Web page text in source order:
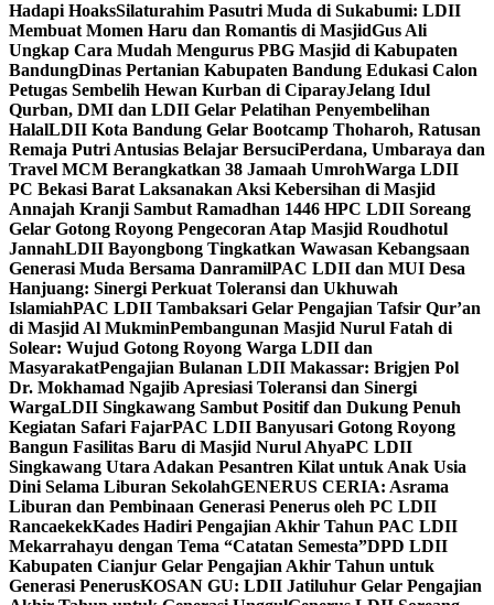
Hadapi HoaksSilaturahim Pasutri Muda di Sukabumi: LDII
Membuat Momen Haru dan Romantis di MasjidGus Ali
Ungkap Cara Mudah Mengurus PBG Masjid di Kabupaten
BandungDinas Pertanian Kabupaten Bandung Edukasi Calon
Petugas Sembelih Hewan Kurban di CiparayJelang Idul
Qurban, DMI dan LDII Gelar Pelatihan Penyembelihan
HalalLDII Kota Bandung Gelar Bootcamp Thoharoh, Ratusan
Remaja Putri Antusias Belajar BersuciPerdana, Umbaraya dan
Travel MCM Berangkatkan 38 Jamaah UmrohWarga LDII
PC Bekasi Barat Laksanakan Aksi Kebersihan di Masjid
Annajah Kranji Sambut Ramadhan 1446 HPC LDII Soreang
Gelar Gotong Royong Pengecoran Atap Masjid Roudhotul
JannahLDII Bayongbong Tingkatkan Wawasan Kebangsaan
Generasi Muda Bersama DanramilPAC LDII dan MUI Desa
Hanjuang: Sinergi Perkuat Toleransi dan Ukhuwah
IslamiahPAC LDII Tambaksari Gelar Pengajian Tafsir Qur’an
di Masjid Al MukminPembangunan Masjid Nurul Fatah di
Solear: Wujud Gotong Royong Warga LDII dan
MasyarakatPengajian Bulanan LDII Makassar: Brigjen Pol
Dr. Mokhamad Ngajib Apresiasi Toleransi dan Sinergi
WargaLDII Singkawang Sambut Positif dan Dukung Penuh
Kegiatan Safari FajarPAC LDII Banyusari Gotong Royong
Bangun Fasilitas Baru di Masjid Nurul AhyaPC LDII
Singkawang Utara Adakan Pesantren Kilat untuk Anak Usia
Dini Selama Liburan SekolahGENERUS CERIA: Asrama
Liburan dan Pembinaan Generasi Penerus oleh PC LDII
RancaekekKades Hadiri Pengajian Akhir Tahun PAC LDII
Mekarrahayu dengan Tema “Catatan Semesta”DPD LDII
Kabupaten Cianjur Gelar Pengajian Akhir Tahun untuk
Generasi PenerusKOSAN GU: LDII Jatiluhur Gelar Pengajian